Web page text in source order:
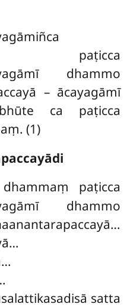
paṭicca
dhammo
– ācayagāmī
ca paṭicca
(1)
paṭicca
dhammo
satta